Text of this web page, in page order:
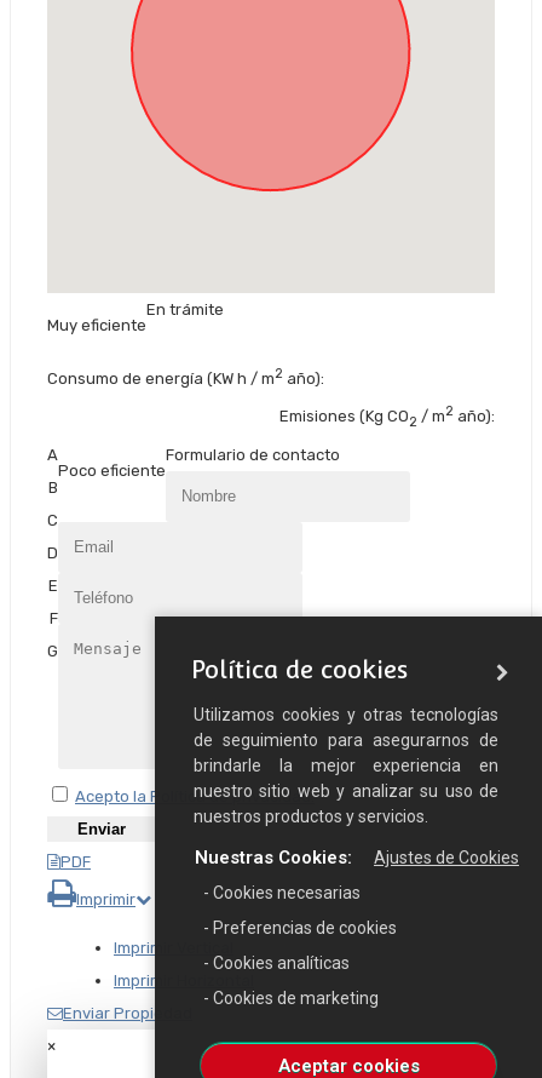
Muy eficiente
Consumo de energía (KW h / m2 año):
Emisiones (Kg CO2 / m2 año):
A
B
C
D
E
F
G
Poco eficiente
En trámite
Formulario de contacto
Acepto la Política de privacidad.
PDF
Imprimir
Imprimir Vertical
Imprimir Horizontal
Enviar Propiedad
×
Política de cookies
Utilizamos cookies y otras tecnologías
de seguimiento para asegurarnos de
brindarle la mejor experiencia en
nuestro sitio web y analizar su uso de
nuestros productos y servicios.
Aceptar cookies
Ajustes de Cookies
- Cookies necesarias
Nuestras Cookies:
- Preferencias de cookies
- Cookies analíticas
- Cookies de marketing